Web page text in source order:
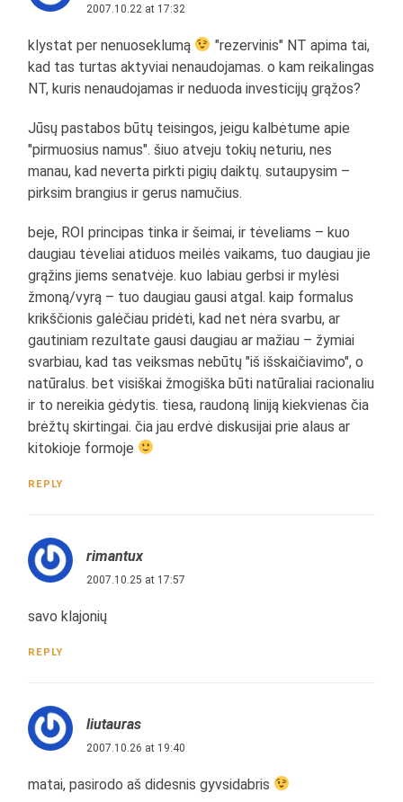
2007.10.22 at 17:32
klystat per nenuoseklumą
"rezervinis" NT apima tai,
kad tas turtas aktyviai nenaudojamas. o kam reikalingas
NT, kuris nenaudojamas ir neduoda investicijų grąžos?
Jūsų pastabos būtų teisingos, jeigu kalbėtume apie
"pirmuosius namus". šiuo atveju tokių neturiu, nes
manau, kad neverta pirkti pigių daiktų. sutaupysim –
pirksim brangius ir gerus namučius.
beje, ROI principas tinka ir šeimai, ir tėveliams – kuo
daugiau tėveliai atiduos meilės vaikams, tuo daugiau jie
grąžins jiems senatvėje. kuo labiau gerbsi ir mylėsi
žmoną/vyrą – tuo daugiau gausi atgal. kaip formalus
krikščionis galėčiau pridėti, kad net nėra svarbu, ar
gautiniam rezultate gausi daugiau ar mažiau – žymiai
svarbiau, kad tas veiksmas nebūtų "iš išskaičiavimo", o
natūralus. bet visiškai žmogiška būti natūraliai racionaliu
ir to nereikia gėdytis. tiesa, raudoną liniją kiekvienas čia
brėžtų skirtingai. čia jau erdvė diskusijai prie alaus ar
kitokioje formoje
REPLY
rimantux
2007.10.25 at 17:57
savo klajonių
REPLY
liutauras
2007.10.26 at 19:40
matai, pasirodo aš didesnis gyvsidabris